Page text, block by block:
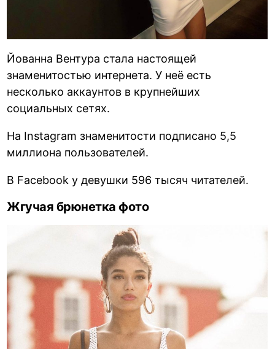
Йованна Вентура стала настоящей
знаменитостью интернета. У неё есть
несколько аккаунтов в крупнейших
социальных сетях.
На Instagram знаменитости подписано 5,5
миллиона пользователей.
В Facebook у девушки 596 тысяч читателей.
Жгучая брюнетка фото